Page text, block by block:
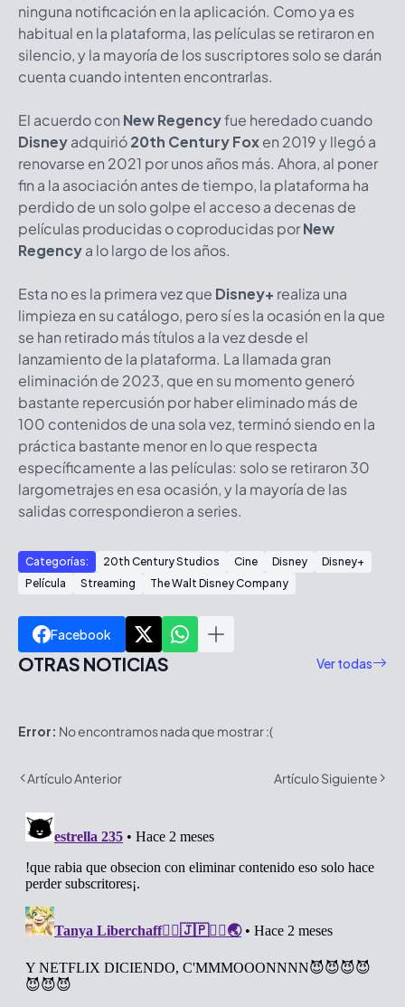
ninguna notificación en la aplicación. Como ya es
habitual en la plataforma, las películas se retiraron en
silencio, y la mayoría de los suscriptores solo se darán
cuenta cuando intenten encontrarlas.
El acuerdo con New Regencyfue heredado cuando
Disneyadquirió20th Century Foxen 2019 y llegó a
renovarse en 2021 por unos años más. Ahora, al poner
fin a la asociación antes de tiempo, la plataforma ha
perdido de un solo golpe el acceso a decenas de
películas producidas o coproducidas porNew
Regencya lo largo de los años.
Esta no es la primera vez que Disney+ realiza una
limpieza en su catálogo, pero sí es la ocasión en la que
se han retirado más títulos a la vez desde el
lanzamiento de la plataforma. La llamada gran
eliminación de 2023, que en su momento generó
bastante repercusión por haber eliminado más de
100 contenidos de una sola vez, terminó siendo en la
práctica bastante menor en lo que respecta
específicamente a las películas: solo se retiraron 30
largometrajes en esa ocasión, y la mayoría de las
salidas correspondieron a series.
Categorías: 20th Century Studios Cine Disney
Disney+
Película
Streaming The Walt Disney Company
Facebook
OTRAS NOTICIAS Ver todas
Error: No encontramos nada que mostrar :(
Artículo Anterior Artículo Siguiente